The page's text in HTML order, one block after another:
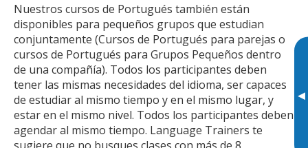
▸
Nuestros cursos de Portugués también están
disponibles para pequeños grupos que estudian
conjuntamente (Cursos de Portugués para parejas o
cursos de Portugués para Grupos Pequeños dentro
de una compañía). Todos los participantes deben
tener las mismas necesidades del idioma, ser capaces
de estudiar al mismo tiempo y en el mismo lugar, y
estar en el mismo nivel. Todos los participantes deben
agendar al mismo tiempo. Language Trainers te
sugiere que no busques clases con más de 8